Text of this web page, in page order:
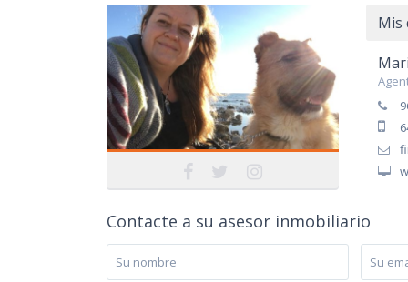
Mis
Contacte a su asesor inmobiliario